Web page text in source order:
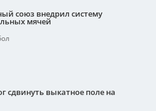
союз внедрил систему
мячей
сдвинуть выкатное поле на